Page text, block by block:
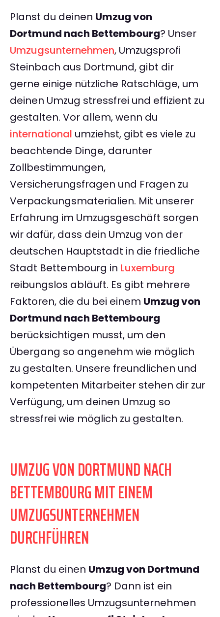
Planst du deinen Umzug von
Dortmund nach Bettembourg? Unser
Umzugsunternehmen, Umzugsprofi
Steinbach aus Dortmund, gibt dir
gerne einige nützliche Ratschläge, um
deinen Umzug stressfrei und effizient zu
gestalten. Vor allem, wenn du
international umziehst, gibt es viele zu
beachtende Dinge, darunter
Zollbestimmungen,
Versicherungsfragen und Fragen zu
Verpackungsmaterialien. Mit unserer
Erfahrung im Umzugsgeschäft sorgen
wir dafür, dass dein Umzug von der
deutschen Hauptstadt in die friedliche
Stadt Bettembourg in Luxemburg
reibungslos abläuft. Es gibt mehrere
Faktoren, die du bei einem Umzug von
Dortmund nach Bettembourg
berücksichtigen musst, um den
Übergang so angenehm wie möglich
zu gestalten. Unsere freundlichen und
kompetenten Mitarbeiter stehen dir zur
Verfügung, um deinen Umzug so
stressfrei wie möglich zu gestalten.
UMZUG VON DORTMUND NACH
BETTEMBOURG MIT EINEM
UMZUGSUNTERNEHMEN
DURCHFÜHREN
Planst du einen Umzug von Dortmund
nach Bettembourg? Dann ist ein
professionelles Umzugsunternehmen